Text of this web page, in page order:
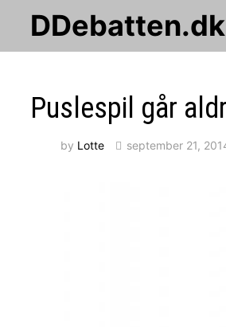
content
DDebatten.dk
Puslespil går
by Lotte september 21,